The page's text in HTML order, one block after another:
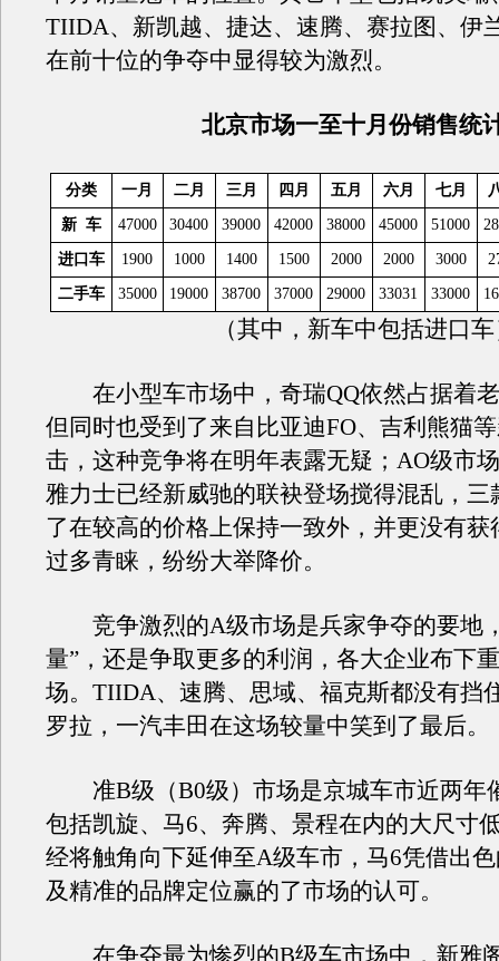
TIIDA、新凯越、捷达、速腾、赛拉图、伊
在前十位的争夺中显得较为激烈。
北京市场一至十月份销售统
分类 一月 二月 三月 四月 五月 六月 七月
新 车 47000 30400 39000 42000 38000 45000 51000
进口车 1900 1000 1400 1500 2000 2000 3000
二手车 35000 19000 38700 37000 29000 33031 33000
（其中，新车中包括进口车
在小型车市场中，奇瑞QQ依然占据着
但同时也受到了来自比亚迪FO、吉利熊猫
击，这种竞争将在明年表露无疑；AO级市
雅力士已经新威驰的联袂登场搅得混乱，三
了在较高的价格上保持一致外，并更没有获
过多青睐，纷纷大举降价。
竞争激烈的A级市场是兵家争夺的要地
量”，还是争取更多的利润，各大企业布下
场。TIIDA、速腾、思域、福克斯都没有挡
罗拉，一汽丰田在这场较量中笑到了最后。
准B级（B0级）市场是京城车市近两年
包括凯旋、马6、奔腾、景程在内的大尺寸
经将触角向下延伸至A级车市，马6凭借出
及精准的品牌定位赢的了市场的认可。
在争夺最为惨烈的B级车市场中，新雅